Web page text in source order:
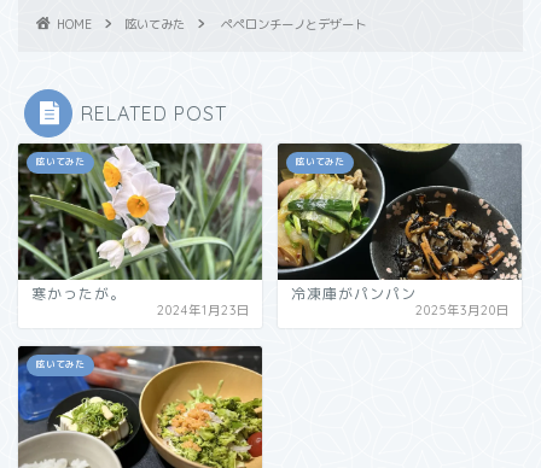
HOME 呟いてみた ペペロンチーノとデザート
RELATED POST
呟いてみた
寒かったが。
2024年1月23日
呟いてみた
冷凍庫がパンパン
2025年3月20日
呟いてみた